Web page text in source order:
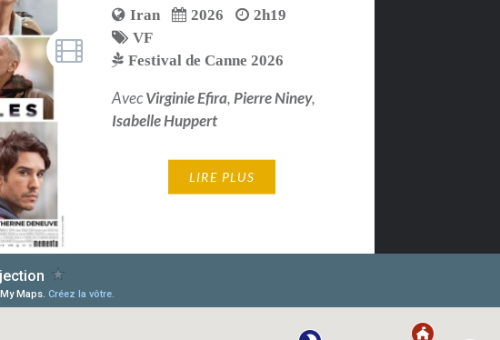
Iran 2026
2h19
VF
Festival de Canne 2026
AvecVirginie Efira,Pierre Niney,
Isabelle Huppert
LIRE PLUS